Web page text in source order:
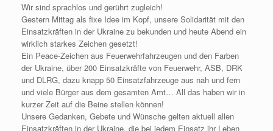
Wir sind sprachlos und gerührt zugleich!
Gestern Mittag als fixe Idee im Kopf, unsere Solidarität mit den
Einsatzkräften in der Ukraine zu bekunden und heute Abend ein
wirklich starkes Zeichen gesetzt!
Ein Peace-Zeichen aus Feuerwehrfahrzeugen und den Farben
der Ukraine, über 200 Einsatzkräfte von Feuerwehr, ASB, DRK
und DLRG, dazu knapp 50 Einsatzfahrzeuge aus nah und fern
und viele Bürger aus dem gesamten Amt… All das haben wir in
kurzer Zeit auf die Beine stellen können!
Unsere Gedanken, Gebete und Wünsche gelten aktuell allen
Einsatzkräften in der Ukraine, die bei jedem Einsatz ihr Leben